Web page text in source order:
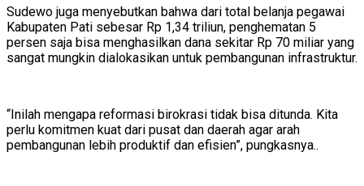
Sudewo juga menyebutkan bahwa dari total belanja pegawai
Kabupaten Pati sebesar Rp 1,34 triliun, penghematan 5
persen saja bisa menghasilkan dana sekitar Rp 70 miliar yang
sangat mungkin dialokasikan untuk pembangunan infrastruktur.
“Inilah mengapa reformasi birokrasi tidak bisa ditunda. Kita
perlu komitmen kuat dari pusat dan daerah agar arah
pembangunan lebih produktif dan efisien”, pungkasnya..